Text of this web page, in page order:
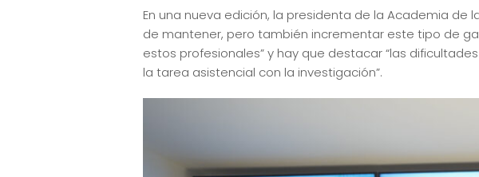
En una nueva edición, la presidenta de la Academia de
de mantener, pero también incrementar este tipo de
estos profesionales” y hay que destacar “las
la tarea asistencial con la investigación”.